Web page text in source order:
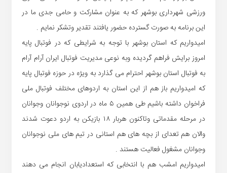
ورزشی شهرداری بوشهر که به عنوان مشارکت و حامی جدی ما در
این برنامه به صورت گسترده حضور یافتند تقدیر وتشکر نمایم .
امیدواریم که استان بوشهر با توجه به شرایطی که در فوتبال پایه
امروز برایش فراهم گردیده وبه نوعی مدیریت فوتبال ایران آرام آرام
به فوتبال استان بوشهر احترام می گذارد به ویژه در حوزه فوتبال پایه
که امیدواریم باز هم از این استان به اردوهای مختلف فوتبال ملی
فراخوان داشته باشیم طی همین ۵ ماه در اردوی نوجوانان وجوانان
در مرحله مقدماتی وتاکنون هربار ۱۸ بازیکن به اردو دعوت شدند
والان هم تعدای از بچه های هم استانی در تیم های ملی نوجوانان
وجوانان مشغول فعالیت هستند .
امیدواریم امشب هم با انتخابی که استعدادیابان انجام می دهند